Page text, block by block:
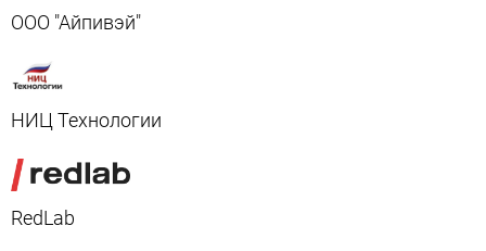
ООО "Айпивэй"
НИЦ Технологии
RedLab